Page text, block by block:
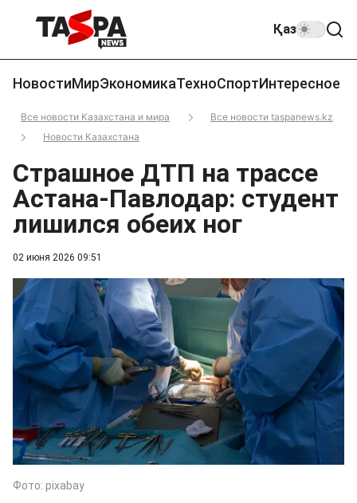
Қаз
НовостиМирЭкономикаТехноСпортИнтересное
Все новости Казахстана и мира
Все новости taspanews.kz
Новости Казахстана
02 июня 2026 09:51
Страшное ДТП на трассе
Астана-Павлодар: студент
лишился обеих ног
Фото: pixabay